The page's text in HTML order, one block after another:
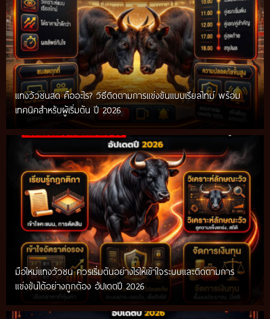
แทงวัวชนสด คืออะไร? วิธีติดตามการแข่งขันแบบเรียลไทม์ พร้อม
เทคนิคสำหรับผู้เริ่มต้น ปี 2026
มือใหม่แทงวัวชน ควรเริ่มต้นอย่างไรให้เข้าใจระบบและติดตามการ
แข่งขันได้อย่างถูกต้อง อัปเดตปี 2026